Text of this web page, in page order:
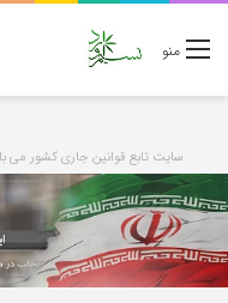
منو
سایت تابع قوانین جاری کشور